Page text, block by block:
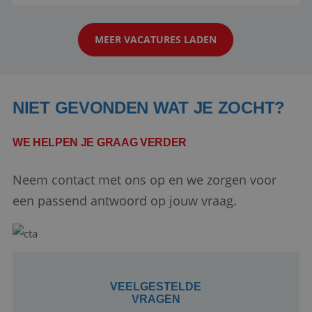
klanten te overtuigen om die droomreis te
boeken! ...
MEER VACATURES LADEN
NIET GEVONDEN WAT JE ZOCHT?
WE HELPEN JE GRAAG VERDER
Neem contact met ons op en we zorgen voor
een passend antwoord op jouw vraag.
VEELGESTELDE
VRAGEN
Google Privacy Policy